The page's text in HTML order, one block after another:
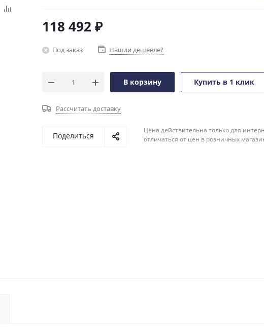
118 492 ₽
Под заказ Нашли дешевле?
В корзину Купить в 1 клик
Рассчитать доставку
Поделиться
Цена действительна только для
отличаться от цен в розничных